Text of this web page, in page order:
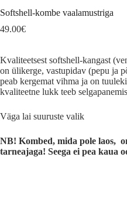
Softshell-kombe vaalamustriga
49.00€
Kvaliteetsest softshell-kangast
on ülikerge, vastupidav (pepu ja
peab kergemat vihma ja on
kvaliteetne lukk teeb
Väga lai suuruste valik
NB! Kombed, mida pole laos,
tarneajaga! Seega ei pea kaua